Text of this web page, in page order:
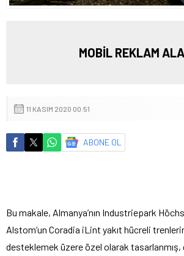
MOBİL REKLAM
11 KASIM 2020 00:51
ABONE OL
Bu makale, Almanya’nın Industriepark
Alstom’un Coradia iLint yakıt hücreli
desteklemek üzere özel olarak tasarlanmış,